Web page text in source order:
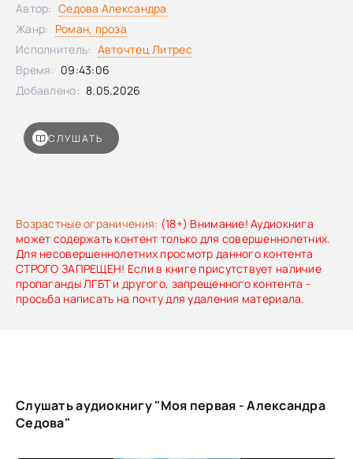
непогрешимости и привыкшая подавлять
окружающих.Первая любовь, первые испытания,
ненависть, соперничество, ревность, травля, выпускной и
шаг во взрослую жизнь.Повествование ведётся от лица
обоих главных героев.Публикуется в авторской редакции
с сохранением авторских орфографии и пунктуации.В
Возрастные ограничения: (18+) Внимание! Аудиокнига
может содержать контент только для совершеннолетних.
Для несовершеннолетних просмотр данного контента
СТРОГО ЗАПРЕЩЕН! Если в книге присутствует наличие
пропаганды ЛГБТ и другого, запрещенного контента -
просьба написать на почту для удаления материала.
СЛУШАТЬ
Автор: Седова Александра
Жанр: Роман, проза
Исполнитель: Авточтец Литрес
Время: 09:43:06
Добавлено: 8.05.2026
Слушать аудиокнигу "Моя первая - Александра
Седова"